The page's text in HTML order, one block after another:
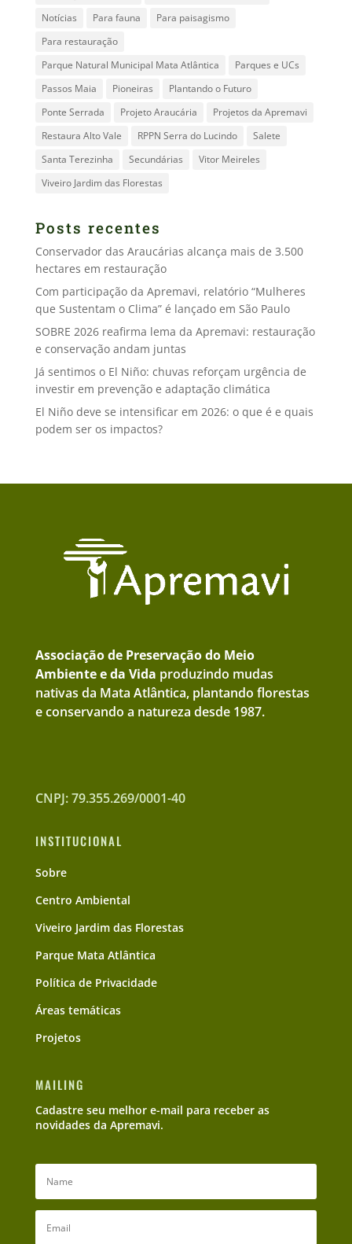
Notícias
Para fauna
Para paisagismo
Para restauração
Parque Natural Municipal Mata Atlântica
Parques e UCs
Passos Maia
Pioneiras
Plantando o Futuro
Ponte Serrada
Projeto Araucária
Projetos da Apremavi
Restaura Alto Vale
RPPN Serra do Lucindo
Salete
Santa Terezinha
Secundárias
Vitor Meireles
Viveiro Jardim das Florestas
Posts recentes
Conservador das Araucárias alcança mais de 3.500
hectares em restauração
Com participação da Apremavi, relatório “Mulheres
que Sustentam o Clima” é lançado em São Paulo
SOBRE 2026 reafirma lema da Apremavi: restauração
e conservação andam juntas
Já sentimos o El Niño: chuvas reforçam urgência de
investir em prevenção e adaptação climática
El Niño deve se intensificar em 2026: o que é e quais
podem ser os impactos?
Associação de Preservação do Meio
Ambiente e da Vida produzindo mudas
nativas da Mata Atlântica, plantando florestas
e conservando a natureza desde 1987.
CNPJ: 79.355.269/0001-40
INSTITUCIONAL
Sobre
Centro Ambiental
Viveiro Jardim das Florestas
Parque Mata Atlântica
Política de Privacidade
Áreas temáticas
Projetos
MAILING
Cadastre seu melhor e-mail para receber as
novidades da Apremavi.